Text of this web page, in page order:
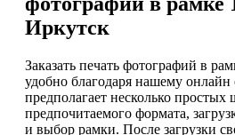
Иркутск
Заказать печать фотографий в
удобно благодаря нашему онлайн
предполагает несколько простых
предпочитаемого формата,
и выбор рамки. После загрузки